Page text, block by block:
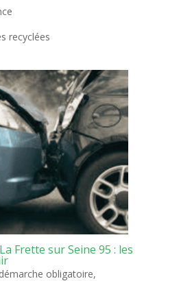
recyclées
Frette sur Seine 95 : les
démarche obligatoire,